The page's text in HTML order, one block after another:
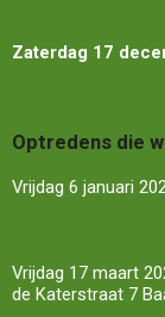
Zaterdag 17
Optredens die
Vrijdag 6
Vrijdag 17 maart
de Katerstraat 7